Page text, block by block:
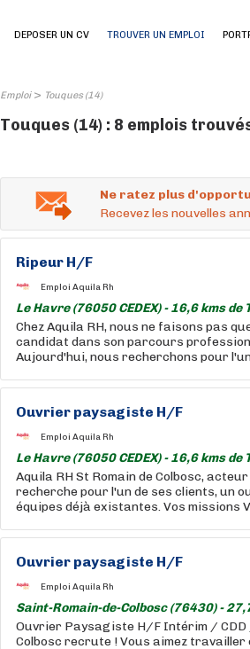
DEPOSER UN CV TROUVER UN EMPLOI
Emploi> Touques (14)
Touques (14) : 8 emplois
Ne ratez plus
Recevez les nouvelles
Ripeur H/F
Emploi Aquila Rh
Le Havre (76050 CEDEX) - 16,6 kms de
Chez Aquila RH, nous ne faisons pas
candidat dans son parcours
Aujourd'hui, nous recherchons pour
Ouvrier paysagiste H/F
Emploi Aquila Rh
Le Havre (76050 CEDEX) - 16,6 kms de
Aquila RH St Romain de Colbosc,
recherche pour l'un de ses clients, un
équipes déjà existantes. Vos missions
Ouvrier paysagiste H/F
Emploi Aquila Rh
Saint-Romain-de-Colbosc (76430) -
Ouvrier Paysagiste H/F Intérim / CDD
Colbosc recrute ! Vous aimez